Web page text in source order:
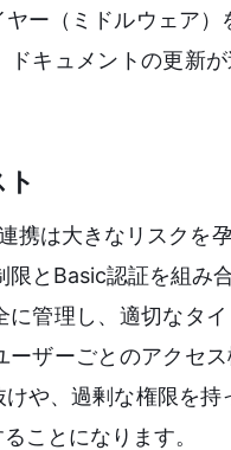
ー（ミドルウェア
キュメントの更新
携は大きなリスク
限とBasic認証を組
管理し、適切なタ
ザーごとのアクセ
や、過剰な権限を
ことになります。